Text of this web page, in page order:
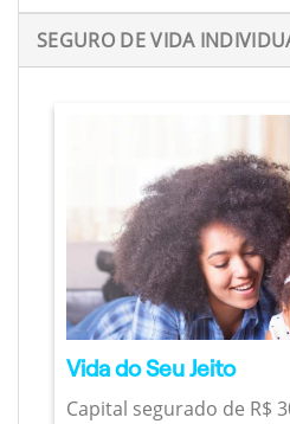
SEGURO DE VIDA
Vida do Seu Jeito
Capital segurado de R$